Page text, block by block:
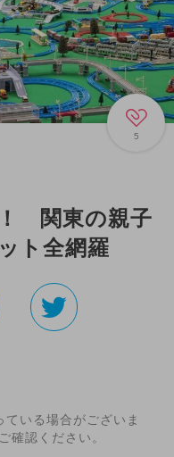
5
関東の親子
ト全網羅
いる場合がございま
確認ください。